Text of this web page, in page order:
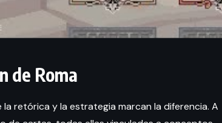
de Roma
retórica y la estrategia marcan la diferencia. A